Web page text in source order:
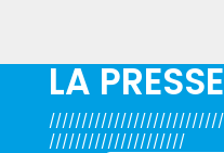
LA
/////////////////////